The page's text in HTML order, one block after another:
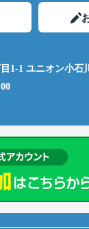
1-1 ユニオン小石